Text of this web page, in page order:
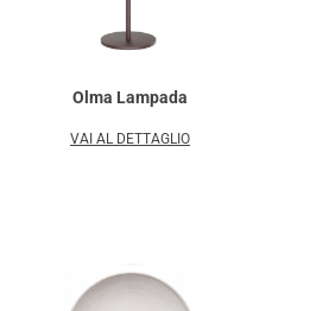
Olma Lampada
VAI AL DETTAGLIO